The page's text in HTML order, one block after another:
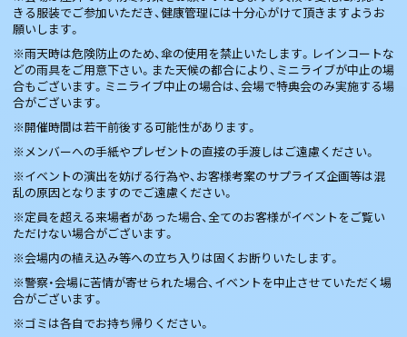
きる服装でご参加いただき、健康管理には十分心がけて頂きますようお
願いします。
※雨天時は危険防止のため、傘の使用を禁止いたします。レインコートな
どの雨具をご用意下さい。また天候の都合により、ミニライブが中止の場
合もございます。ミニライブ中止の場合は、会場で特典会のみ実施する場
合がございます。
※開催時間は若干前後する可能性があります。
※メンバーへの手紙やプレゼントの直接の手渡しはご遠慮ください。
※イベントの演出を妨げる行為や、お客様考案のサプライズ企画等は混
乱の原因となりますのでご遠慮ください。
※定員を超える来場者があった場合、全てのお客様がイベントをご覧い
ただけない場合がございます。
※会場内の植え込み等への立ち入りは固くお断りいたします。
※警察・会場に苦情が寄せられた場合、イベントを中止させていただく場
合がございます。
※ゴミは各自でお持ち帰りください。